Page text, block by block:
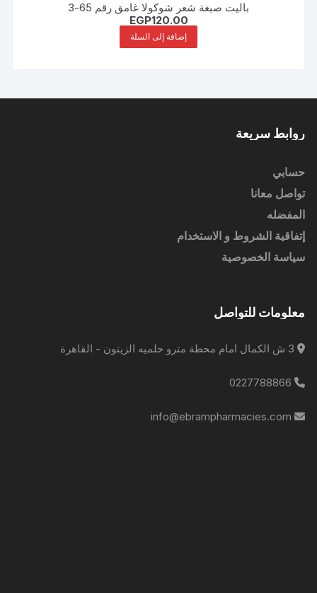
باليت صبغة شعر شوكولا غامق رقم 65-3
EGP120.00
إضافة إلى السلة
روابط سريعة
حسابي
تواصل معانا
المفضله
إتفاقية الشروط و الاستخدام
سياسة الخصوصية
معلومات للتواصل